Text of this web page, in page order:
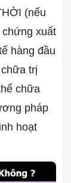
(nếu
xuất
hàng đầu
trị
chữa
pháp
hoạt